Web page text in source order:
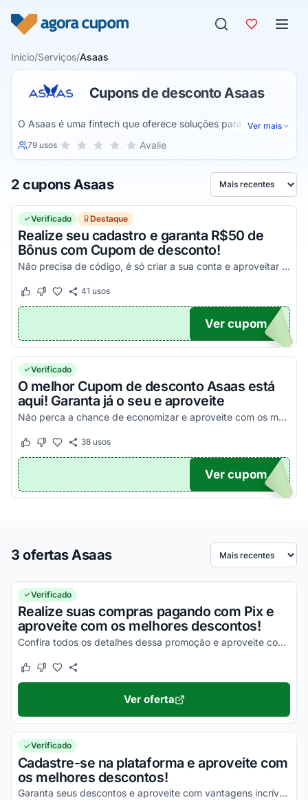
Início/Serviços/Asaas
Cupons de desconto Asaas
O Asaas é uma fintech que oferece soluções para
automatizar as atividades burocráticas das empresas e
experiência nesse segmento e lhe entregar as melhores
vantagens possíveis a todo momento, uma verdadeira
referencia nesse ramo quando o assunto é qualidade e
preço justo.
Ver mais
79 usosSua nota para Asaas, de 1 a 5 estrelas
5 estrelas
4 estrelas
3 estrelas
2 estrelas
1 estrela Avalie
2 cupons Asaas Ordenar por
Verificado Destaque
Realize seu cadastro e garanta R$50 de
Bônus com Cupom de desconto!
Não precisa de código, é só criar a sua conta e aproveitar as suas vantagens!
Este cupom funcionou
Este cupom não funcionou
41 usos
TICO
Ver cupom
Verificado
O melhor Cupom de desconto Asaas está
aqui! Garanta já o seu e aproveite
Não perca a chance de economizar e aproveite com os melhores descontos utilizando seus cupons!
Este cupom funcionou
Este cupom não funcionou
38usos
TICO
Ver cupom
3 ofertas Asaas Ordenar por
Verificado
Realize suas compras pagando com Pix e
aproveite com os melhores descontos!
Confira todos os detalhes dessa promoção e aproveite com vantagens simplesmente incríveis!
Este cupom funcionou
Este cupom não funcionou
Ver oferta
Verificado
Cadastre-se na plataforma e aproveite com
os melhores descontos!
Garanta seus descontos e aproveite com vantagens incríveis agora mesmo!